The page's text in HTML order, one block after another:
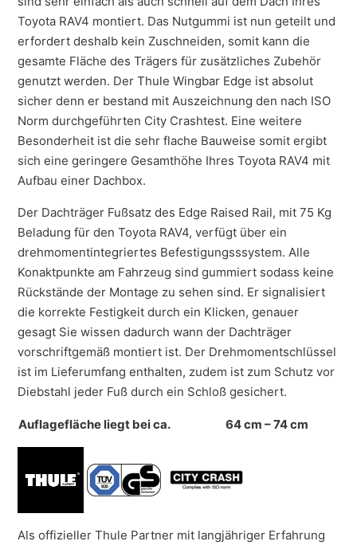
Toyota RAV4 montiert. Das Nutgummi ist nun geteilt und
erfordert deshalb kein Zuschneiden, somit kann die
gesamte Fläche des Trägers für zusätzliches Zubehör
genutzt werden. Der Thule Wingbar Edge ist absolut
sicher denn er bestand mit Auszeichnung den nach ISO
Norm durchgeführten City Crashtest. Eine weitere
Besonderheit ist die sehr flache Bauweise somit ergibt
sich eine geringere Gesamthöhe Ihres Toyota RAV4 mit
Aufbau einer Dachbox.
Der Dachträger Fußsatz des Edge Raised Rail, mit 75 Kg
Beladung für den Toyota RAV4, verfügt über ein
drehmomentintegriertes Befestigungsssystem. Alle
Konaktpunkte am Fahrzeug sind gummiert sodass keine
Rückstände der Montage zu sehen sind. Er signalisiert
die korrekte Festigkeit durch ein Klicken, genauer
gesagt Sie wissen dadurch wann der Dachträger
vorschriftgemäß montiert ist. Der Drehmomentschlüssel
ist im Lieferumfang enthalten, zudem ist zum Schutz vor
Diebstahl jeder Fuß durch ein Schloß gesichert.
Auflagefläche liegt bei ca. 64 cm – 74 cm
Als offizieller Thule Partner mit langjähriger Erfahrung